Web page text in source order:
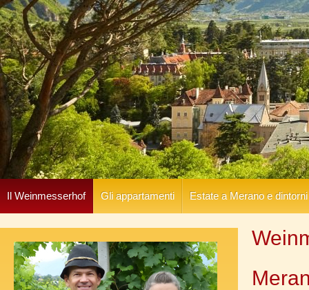
Il Weinmesserhof Gli appartamenti Estate a Merano e dintorni